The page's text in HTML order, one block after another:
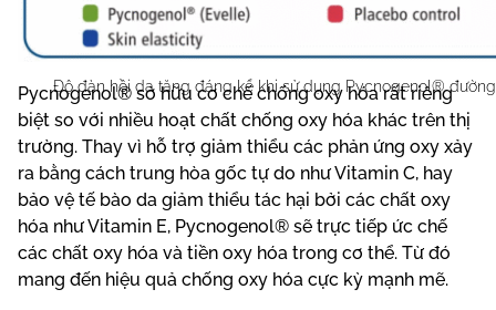
Độ đàn hồi da tăng đáng kể khi sử dụng Pycnogenol®
b/ Pycnogenol® ức chế các chất oxy hóa và tiền oxy
hoá
Pycnogenol® sở hữu cơ chế chống oxy hóa rất riêng
biệt so với nhiều hoạt chất chống oxy hóa khác trên thị
trường. Thay vì hỗ trợ giảm thiểu các phản ứng oxy xảy
ra bằng cách trung hòa gốc tự do như Vitamin C, hay
bảo vệ tế bào da giảm thiểu tác hại bởi các chất oxy
hóa như Vitamin E, Pycnogenol® sẽ trực tiếp ức chế
các chất oxy hóa và tiền oxy hóa trong cơ thể. Từ đó
mang đến hiệu quả chống oxy hóa cực kỳ mạnh mẽ.